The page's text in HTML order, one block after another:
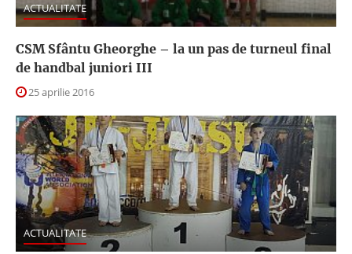
ACTUALITATE
CSM Sfântu Gheorghe – la un pas de turneul final
de handbal juniori III
25 aprilie 2016
ACTUALITATE